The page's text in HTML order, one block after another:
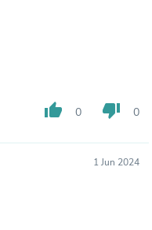
thumb_up 0 thumb_down 0
1 Jun 2024